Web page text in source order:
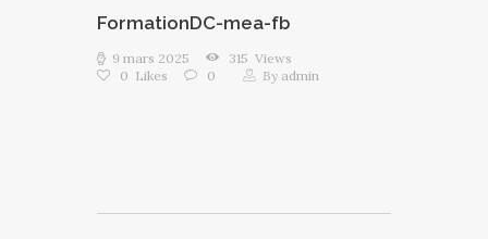
FormationDC-mea-fb
9 mars 2025 315 Views
0 Likes 0 By admin